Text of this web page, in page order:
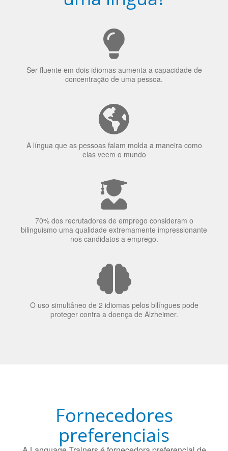
Porquê aprender
uma língua?
Ser fluente em dois idiomas aumenta a capacidade de
concentração de uma pessoa.
A língua que as pessoas falam molda a maneira como
elas veem o mundo
70% dos recrutadores de emprego consideram o
bilinguismo uma qualidade extremamente impressionante
nos candidatos a emprego.